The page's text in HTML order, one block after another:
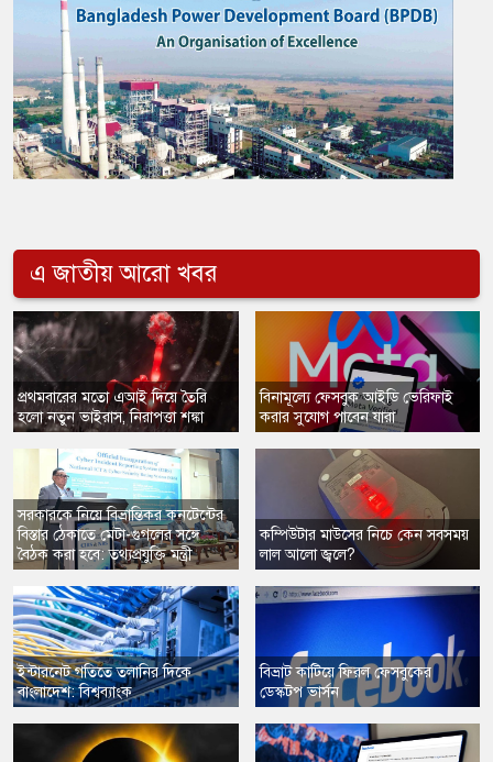
এ জাতীয় আরো খবর
প্রথমবারের মতো এআই দিয়ে তৈরি
হলো নতুন ভাইরাস, নিরাপত্তা শঙ্কা
সরকারকে নিয়ে বিভ্রান্তিকর কনটেন্টের
বিস্তার ঠেকাতে মেটা-গুগলের সঙ্গে
বৈঠক করা হবে: তথ্যপ্রযুক্তি মন্ত্রী
ইন্টারনেট গতিতে তলানির দিকে
বাংলাদেশ: বিশ্বব্যাংক
বিনামূল্যে ফেসবুক আইডি ভেরিফাই
করার সুযোগ পাবেন যারা
কম্পিউটার মাউসের নিচে কেন সবসময়
লাল আলো জ্বলে?
বিভ্রাট কাটিয়ে ফিরল ফেসবুকের
ডেস্কটপ ভার্সন